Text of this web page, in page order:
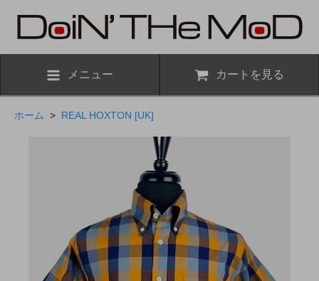
メニュー カートを見る
ホーム > REAL HOXTON [UK]